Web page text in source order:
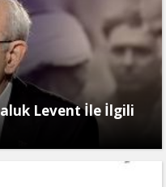
Levent İle İlgili